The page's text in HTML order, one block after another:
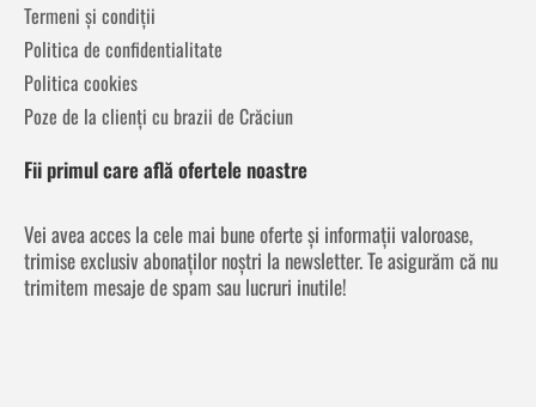
Termeni și condiții
Politica de confidentialitate
Politica cookies
Poze de la clienți cu brazii de Crăciun
Fii primul care află ofertele noastre
Vei avea acces la cele mai bune oferte și informații valoroase,
trimise exclusiv abonaților noștri la newsletter. Te asigurăm că nu
trimitem mesaje de spam sau lucruri inutile!